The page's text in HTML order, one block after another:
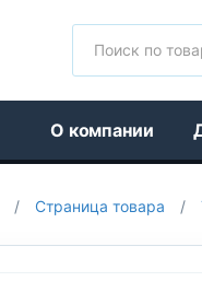
О компании
/ Страница товара /